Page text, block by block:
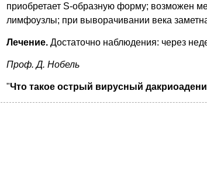
приобретает S-образную форму; возможен
лимфоузлы; при выворачивании века
Лечение. Достаточно наблюдения: через
Проф. Д. Нобель
"Что такое острый вирусный